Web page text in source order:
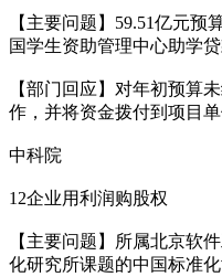
【主要问题】59.51亿元
国学生资助管理中心助学
【部门回应】对年初预算
作，并将资金拨付到项目单
中科院
12企业用利润购股权
【主要问题】所属北京软
化研究所课题的中国标准